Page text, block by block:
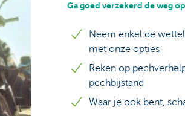
Ga goed verzekerd de weg
Neem enkel de
met onze opties
Reken op
pechbijstand
Waar je ook bent,